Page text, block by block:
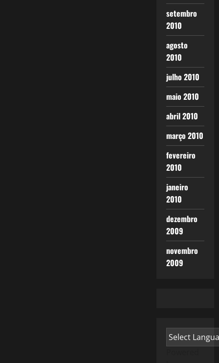
setembro
2010
agosto
2010
julho 2010
maio 2010
abril 2010
março 2010
fevereiro
2010
janeiro
2010
dezembro
2009
novembro
2009